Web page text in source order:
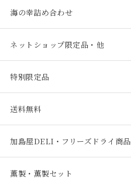
海の幸詰め合わせ
ネットショップ限定品・他
特別限定品
送料無料
加島屋DELI・フリーズドライ商品
薫製・薫製セット